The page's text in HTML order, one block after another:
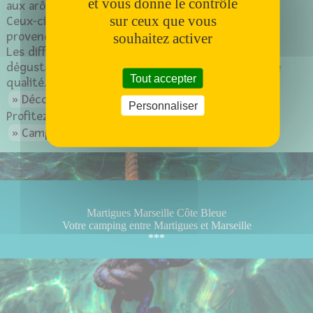
aux arômes d'agrumes et de fleurs blanches.
Ceux-ci accompagnent parfaitement la cuisine
provençale et les produits de la mer.
Les différents domaines proposent des visites et
dégustations pour vous faire découvrir ces vins de
qualité.
Découvrir les vins de Cassis
Profitez de vos vacances en
Camping sur la Côte Bleue
Martigues Marseille Côte Bleue
Votre camping entre Martigues et Marseille
***
sur ceux que vous
souhaitez activer
Tout accepter
Personnaliser